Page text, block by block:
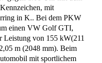
mit
in K.. Bei dem PKW
einen VW Golf GTI,
Leistung von 155 kW(211
m (2048 mm). Beim
mit sportlichem